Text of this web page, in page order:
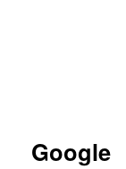
Google